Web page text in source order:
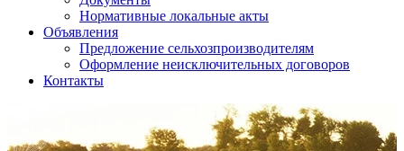
Нормативные локальные акты
Объявления
Предложение сельхозпроизводителям
Оформление неисключительных договоров
Контакты